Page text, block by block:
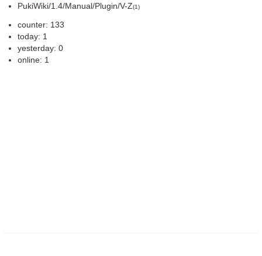
PukiWiki/1.4/Manual/Plugin/V-Z(1)
counter: 133
today: 1
yesterday: 0
online: 1